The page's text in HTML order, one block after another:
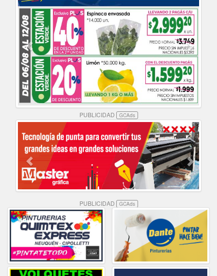
PUBLICIDAD GCAds
PUBLICIDAD GCAds